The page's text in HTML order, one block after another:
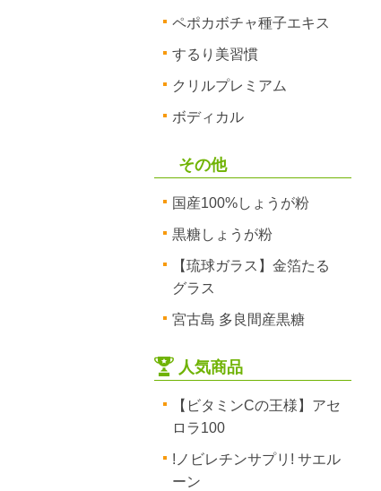
ペポカボチャ種子エキス
するり美習慣
クリルプレミアム
ボディカル
その他
国産100%しょうが粉
黒糖しょうが粉
【琉球ガラス】金箔たる
グラス
宮古島 多良間産黒糖
人気商品
【ビタミンCの王様】アセ
ロラ100
!ノビレチンサプリ! サエル
ーン